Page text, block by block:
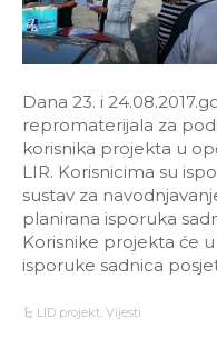
Dana 23. i
repromaterijala za
korisnika projekta u
LIR. Korisnicima su
sustav za
planirana isporuka
Korisnike projekta će
isporuke sadnica
LID projekt ,Vijesti